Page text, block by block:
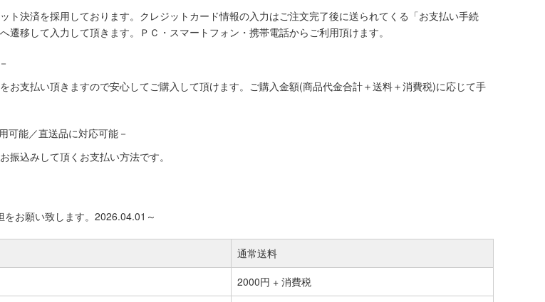
ト決済を採用しております。クレジットカード情報の入力はご注文完了後に送られてくる「お支払い手続
遷移して入力して頂きます。ＰＣ・スマートフォン・携帯電話からご利用頂けます。
お支払い頂きますので安心してご購入して頂けます。ご購入金額(商品代金合計＋送料＋消費税)に応じて手
可能／直送品に対応可能－
振込みして頂くお支払い方法です。
お願い致します。2026.04.01～
通常送料
2000円 + 消費税